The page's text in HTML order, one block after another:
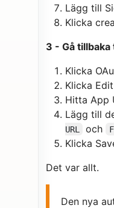
Lägg till
Klicka
3 - Gå tillbaka
Klicka
Klicka Edit
Hitta App
Lägg till
URL
och
Klicka
Det var allt.
Den nya